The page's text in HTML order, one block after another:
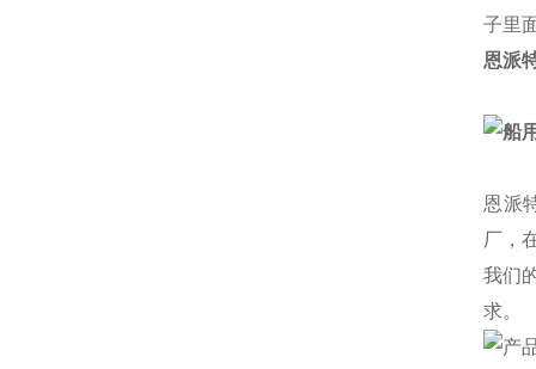
子里
恩派
恩派
厂，
我们
求。